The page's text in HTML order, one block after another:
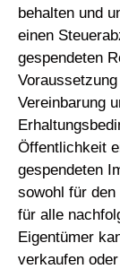
behalten und
einen
gespendeten
Vereinbarung
Öffentlichkeit
gespendeten
sowohl für
für alle
Eigentümer
verkaufen